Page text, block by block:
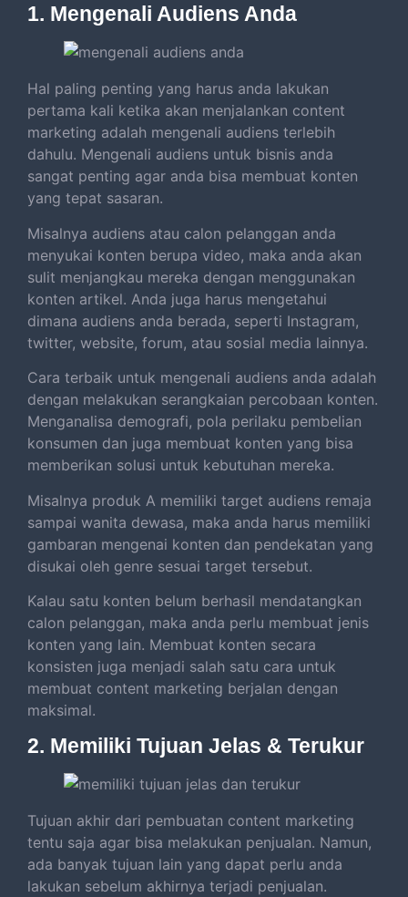
1. Mengenali Audiens Anda
Hal paling penting yang harus anda lakukan
pertama kali ketika akan menjalankan content
marketing adalah mengenali audiens terlebih
dahulu. Mengenali audiens untuk bisnis anda
sangat penting agar anda bisa membuat konten
yang tepat sasaran.
Misalnya audiens atau calon pelanggan anda
menyukai konten berupa video, maka anda akan
sulit menjangkau mereka dengan menggunakan
konten artikel. Anda juga harus mengetahui
dimana audiens anda berada, seperti Instagram,
twitter, website, forum, atau sosial media lainnya.
Cara terbaik untuk mengenali audiens anda adalah
dengan melakukan serangkaian percobaan konten.
Menganalisa demografi, pola perilaku pembelian
konsumen dan juga membuat konten yang bisa
memberikan solusi untuk kebutuhan mereka.
Misalnya produk A memiliki target audiens remaja
sampai wanita dewasa, maka anda harus memiliki
gambaran mengenai konten dan pendekatan yang
disukai oleh genre sesuai target tersebut.
Kalau satu konten belum berhasil mendatangkan
calon pelanggan, maka anda perlu membuat jenis
konten yang lain. Membuat konten secara
konsisten juga menjadi salah satu cara untuk
membuat content marketing berjalan dengan
maksimal.
2. Memiliki Tujuan Jelas & Terukur
Tujuan akhir dari pembuatan content marketing
tentu saja agar bisa melakukan penjualan. Namun,
ada banyak tujuan lain yang dapat perlu anda
lakukan sebelum akhirnya terjadi penjualan.